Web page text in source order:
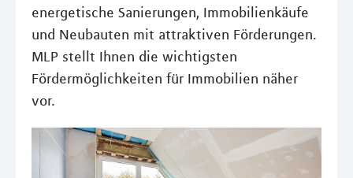
energetische Sanierungen, Immobilienkäufe
und Neubauten mit attraktiven Förderungen.
MLP stellt Ihnen die wichtigsten
Fördermöglichkeiten für Immobilien näher
vor.